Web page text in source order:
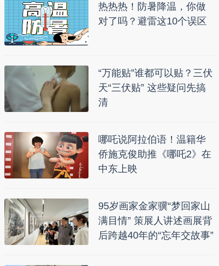
热热热！防暑降温，你做
对了吗？避雷这10个误区
“万能贴”谁都可以贴？三伏
天“三伏贴” 这些疑问先搞
清
哪吒说阿拉伯语！温籍华
侨施克俊助推《哪吒2》在
中东上映
95岁画家金家骥“梦回家山
满目情” 策展人讲述画展背
后跨越40年的“忘年交故事”